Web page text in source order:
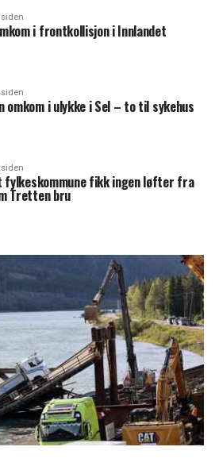
siden
i frontkollisjon i Innlandet
siden
omkom i ulykke i Sel – to til sykehus
siden
fylkeskommune fikk ingen løfter fra
Tretten bru